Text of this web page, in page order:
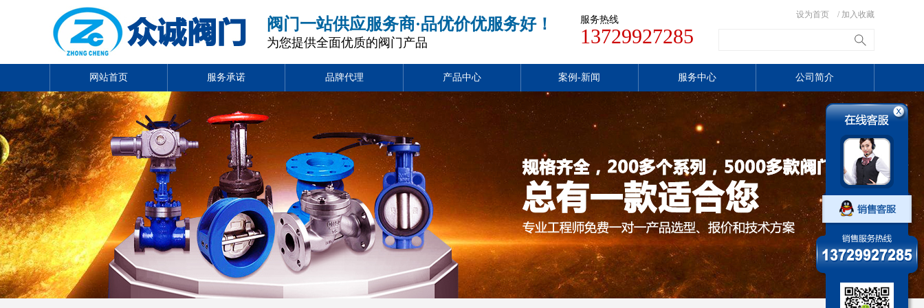
阀门一站供应服务商·品优价优服务好！
为您提供全面优质的阀门产品
服务热线
13729927285
设为首页 / 加入收藏
网站首页 服务承诺 品牌代理 产品中心 案例-新闻 服务中心 公司简介